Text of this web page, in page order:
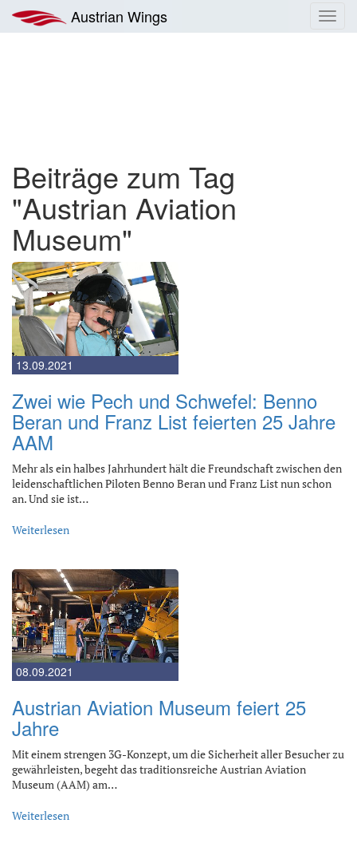
Inhalt
springen
Austrian Wings
Beiträge zum Tag
"Austrian Aviation
Museum"
13.09.2021
Zwei wie Pech und Schwefel: Benno
Beran und Franz List feierten 25 Jahre
AAM
Mehr als ein halbes Jahrhundert hält die Freundschaft zwischen den
leidenschaftlichen Piloten Benno Beran und Franz List nun schon
an. Und sie ist…
Weiterlesen
08.09.2021
Austrian Aviation Museum feiert 25
Jahre
Mit einem strengen 3G-Konzept, um die Sicherheit aller Besucher zu
gewährleisten, begeht das traditionsreiche Austrian Aviation
Museum (AAM) am…
Weiterlesen